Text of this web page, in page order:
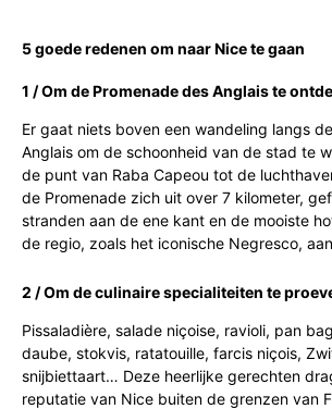
5 goede redenen om naar Nice te gaan
1 / Om de Promenade des Anglais te
Er gaat niets boven een wandeling langs
Anglais om de schoonheid van de stad te
de punt van Raba Capeou tot de
de Promenade zich uit over 7 kilometer,
stranden aan de ene kant en de mooiste
de regio, zoals het iconische Negresco,
2 / Om de culinaire specialiteiten te
Pissaladière, salade niçoise, ravioli, pan
daube, stokvis, ratatouille, farcis niçois,
snijbiettaart… Deze heerlijke gerechten
reputatie van Nice buiten de grenzen van